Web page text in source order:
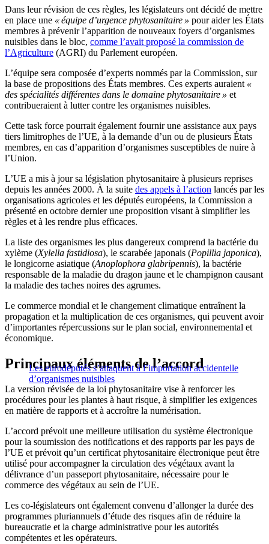
Dans leur révision de ces règles, les législateurs ont décidé de mettre
en place une « équipe d’urgence phytosanitaire » pour aider les États
membres à prévenir l’apparition de nouveaux foyers d’organismes
nuisibles dans le bloc, comme l’avait proposé la commission de
l’Agriculture (AGRI) du Parlement européen.
L’équipe sera composée d’experts nommés par la Commission, sur
la base de propositions des États membres. Ces experts auraient «
des spécialités différentes dans le domaine phytosanitaire » et
contribueraient à lutter contre les organismes nuisibles.
Cette task force pourrait également fournir une assistance aux pays
tiers limitrophes de l’UE, à la demande d’un ou de plusieurs États
membres, en cas d’apparition d’organismes susceptibles de nuire à
l’Union.
L’UE a mis à jour sa législation phytosanitaire à plusieurs reprises
depuis les années 2000. À la suite des appels à l’action lancés par les
organisations agricoles et les députés européens, la Commission a
présenté en octobre dernier une proposition visant à simplifier les
règles et à les rendre plus efficaces.
La liste des organismes les plus dangereux comprend la bactérie du
xylème (Xylella fastidiosa), le scarabée japonais (Popillia japonica),
le longicorne asiatique (Anoplophora glabripennis), la bactérie
responsable de la maladie du dragon jaune et le champignon causant
la maladie des taches noires des agrumes.
Le commerce mondial et le changement climatique entraînent la
propagation et la multiplication de ces organismes, qui peuvent avoir
d’importantes répercussions sur le plan social, environnemental et
économique.
Les eurodéputés s’attaquent à l’importation accidentelle
d’organismes nuisibles
Principaux éléments de l’accord
La version révisée de la loi phytosanitaire vise à renforcer les
procédures pour les plantes à haut risque, à simplifier les exigences
en matière de rapports et à accroître la numérisation.
L’accord prévoit une meilleure utilisation du système électronique
pour la soumission des notifications et des rapports par les pays de
l’UE et prévoit qu’un certificat phytosanitaire électronique peut être
utilisé pour accompagner la circulation des végétaux avant la
délivrance d’un passeport phytosanitaire, nécessaire pour le
commerce des végétaux au sein de l’UE.
Les co-législateurs ont également convenu d’allonger la durée des
programmes pluriannuels d’étude des risques afin de réduire la
bureaucratie et la charge administrative pour les autorités
compétentes et les opérateurs.